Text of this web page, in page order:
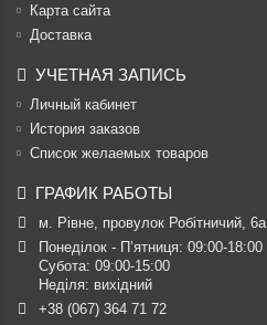
Карта сайта
Доставка
УЧЕТНАЯ ЗАПИСЬ
Личный кабинет
История заказов
Список желаемых товаров
ГРАФИК РАБОТЫ
м. Рівне, провулок Робітничий, 6а
Понеділок - П’ятниця: 09:00-18:00
Субота: 09:00-15:00
Неділя: вихідний
+38 (067) 364 71 72